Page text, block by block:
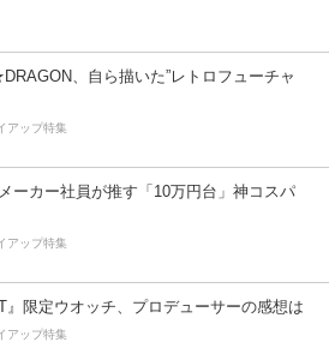
、自ら描いた”レトロフューチャ
アップ特集
メーカー社員が推す「10万円台」神コスパ
アップ特集
』限定ウオッチ、プロデューサーの感想は
アップ特集